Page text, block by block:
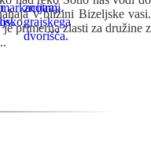
v bližini Bizeljske vasi.
primerna zlasti za družine z